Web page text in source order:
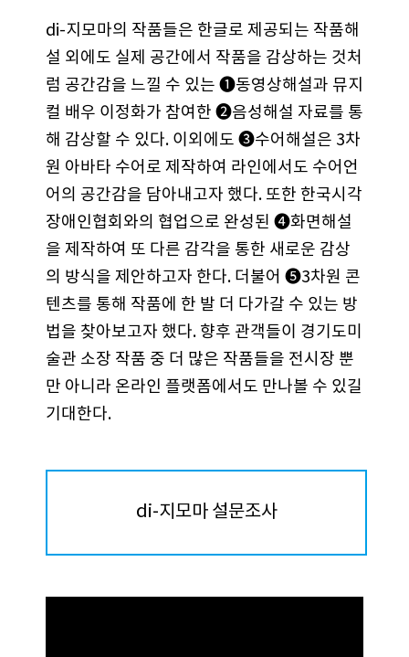
di-지모마의 작품들은 한글로 제공되는 작품해
설 외에도 실제 공간에서 작품을 감상하는 것처
럼 공간감을 느낄 수 있는 ❶동영상해설과 뮤지
컬 배우 이정화가 참여한 ❷음성해설 자료를 통
해 감상할 수 있다. 이외에도 ❸수어해설은 3차
원 아바타 수어로 제작하여 라인에서도 수어언
어의 공간감을 담아내고자 했다. 또한 한국시각
장애인협회와의 협업으로 완성된 ❹화면해설
을 제작하여 또 다른 감각을 통한 새로운 감상
의 방식을 제안하고자 한다. 더불어 ❺3차원 콘
텐츠를 통해 작품에 한 발 더 다가갈 수 있는 방
법을 찾아보고자 했다. 향후 관객들이 경기도미
술관 소장 작품 중 더 많은 작품들을 전시장 뿐
만 아니라 온라인 플랫폼에서도 만나볼 수 있길
기대한다.
di-지모마 설문조사